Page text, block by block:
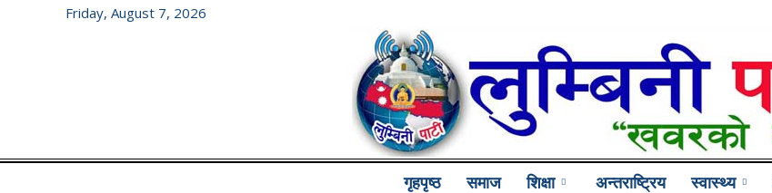
Friday, August 7, 2026
गृहपृष्ठ समाज शिक्षा अन्तराष्ट्रिय स्वास्थ्य